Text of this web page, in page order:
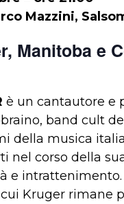
Mazzini,
Manitoba e
è un cantautore e
band cult
della musica
nel corso della
e intrattenimento.
Kruger rimane